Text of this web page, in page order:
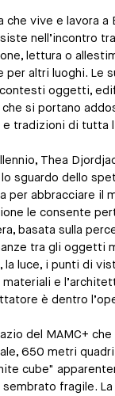
che vive e lavora a
nell’incontro
lettura o
altri luoghi. Le
oggetti,
si portano
tradizioni di tutta
Thea
sguardo dello
per abbracciare il
le consente
basata sulla
tra gli oggetti
luce, i punti di
materiali e
è dentro
del MAMC+
650 metri
cube"
fragile.